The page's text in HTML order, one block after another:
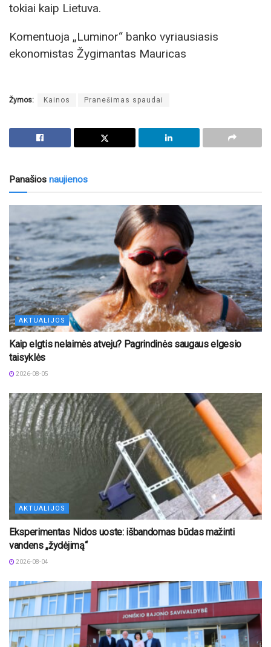
tokiai kaip Lietuva.
Komentuoja „Luminor“ banko vyriausiasis
ekonomistas Žygimantas Mauricas
Žymos: Kainos Pranešimas spaudai
Panašios naujienos
AKTUALIJOS
Kaip elgtis nelaimės atveju? Pagrindinės saugaus elgesio
taisyklės
2026-08-05
AKTUALIJOS
Eksperimentas Nidos uoste: išbandomas būdas mažinti
vandens „žydėjimą“
2026-08-04